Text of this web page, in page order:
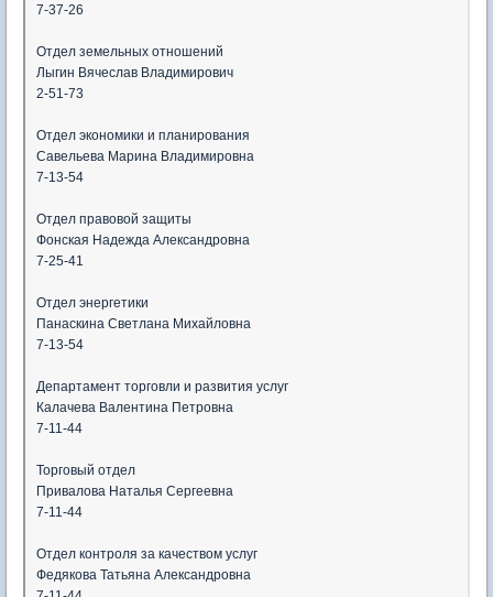
7-37-26
Отдел земельных отношений
Лыгин Вячеслав Владимирович
2-51-73
Отдел экономики и планирования
Савельева Марина Владимировна
7-13-54
Отдел правовой защиты
Фонская Надежда Александровна
7-25-41
Отдел энергетики
Панаскина Светлана Михайловна
7-13-54
Департамент торговли и развития услуг
Калачева Валентина Петровна
7-11-44
Торговый отдел
Привалова Наталья Сергеевна
7-11-44
Отдел контроля за качеством услуг
Федякова Татьяна Александровна